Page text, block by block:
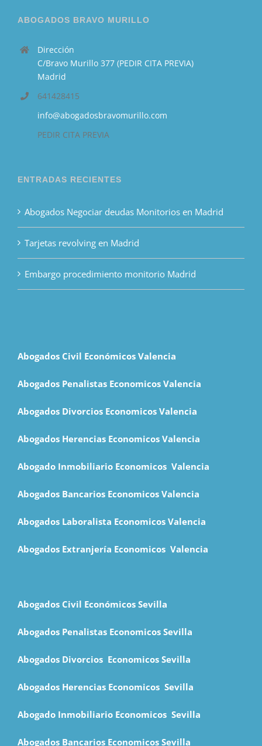
ABOGADOS BRAVO MURILLO
Dirección
C/Bravo Murillo 377 (PEDIR CITA PREVIA)
Madrid
641428415
info@abogadosbravomurillo.com
PEDIR CITA PREVIA
ENTRADAS RECIENTES
Abogados Negociar deudas Monitorios en Madrid
Tarjetas revolving en Madrid
Embargo procedimiento monitorio Madrid
Abogados Civil Económicos Valencia
Abogados Penalistas Economicos Valencia
Abogados Divorcios Economicos Valencia
Abogados Herencias Economicos Valencia
Abogado Inmobiliario Economicos Valencia
Abogados Bancarios Economicos Valencia
Abogados Laboralista Economicos Valencia
Abogados Extranjería Economicos Valencia
Abogados Civil Económicos Sevilla
Abogados Penalistas Economicos Sevilla
Abogados Divorcios Economicos Sevilla
Abogados Herencias Economicos Sevilla
Abogado Inmobiliario Economicos Sevilla
Abogados Bancarios Economicos Sevilla